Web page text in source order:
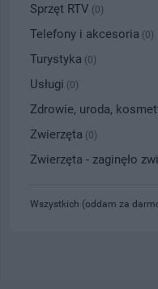
Sprzęt RTV (0)
Telefony i akcesoria (0)
Turystyka (0)
Usługi (0)
Zdrowie, uroda,
Zwierzęta (0)
Zwierzęta - zaginęło
Wszystkich (oddam za